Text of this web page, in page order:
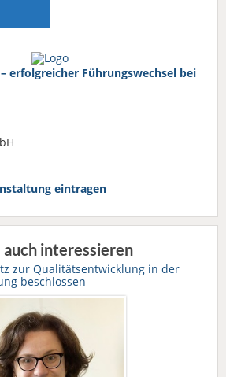
erfolgreicher Führungswechsel bei
eintragen
auch interessieren
zur Qualitätsentwicklung in der
beschlossen